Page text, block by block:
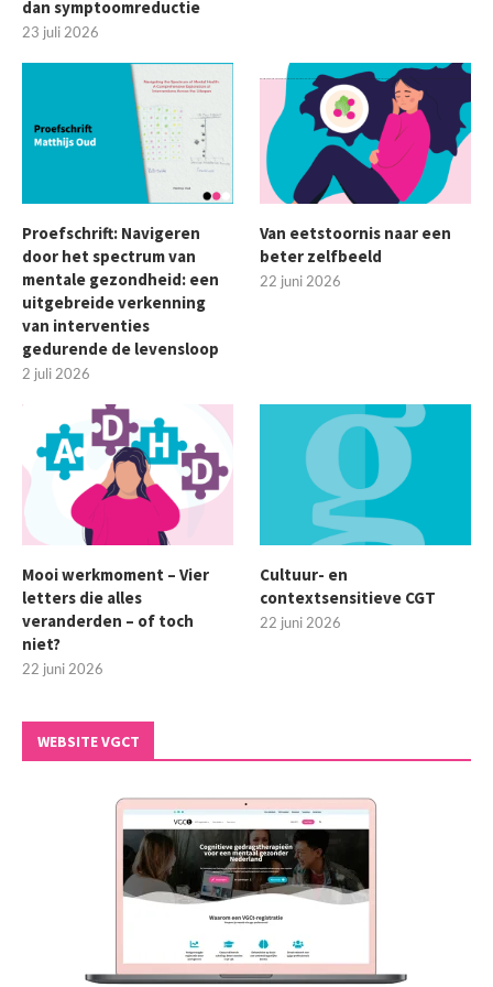
dan symptoomreductie
23 juli 2026
Proefschrift: Navigeren
door het spectrum van
mentale gezondheid: een
uitgebreide verkenning
van interventies
gedurende de levensloop
2 juli 2026
Van eetstoornis naar een
beter zelfbeeld
22 juni 2026
Mooi werkmoment – Vier
letters die alles
veranderden – of toch
niet?
22 juni 2026
Cultuur- en
contextsensitieve CGT
22 juni 2026
WEBSITE VGCT